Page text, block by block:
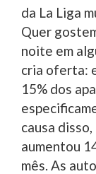
da La Liga
Quer
noite em
cria oferta:
15% dos
causa
aumentou
mês. As